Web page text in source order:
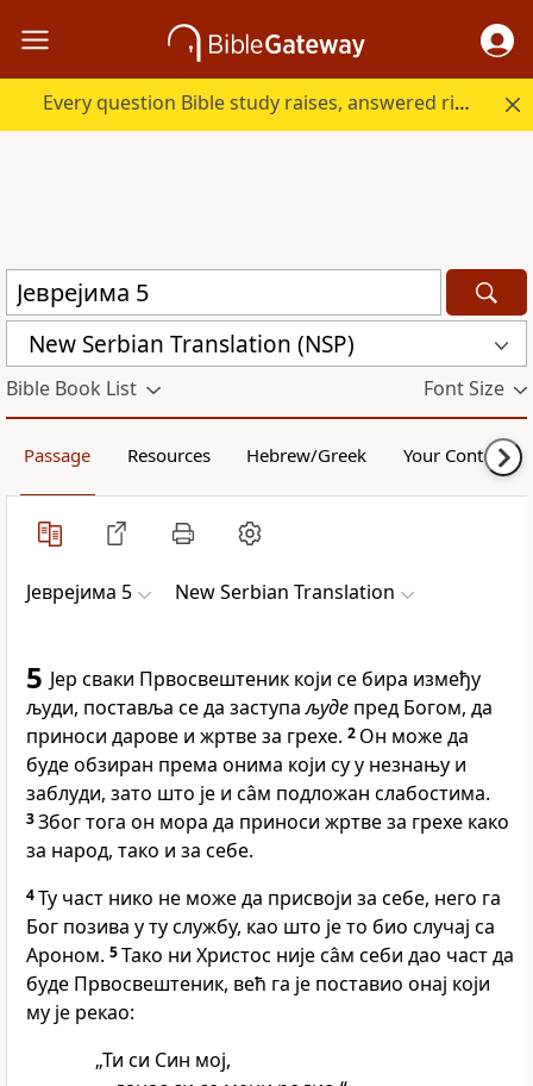
Every question Bible study raises, answered right here.
New Serbian Translation (NSP)
Bible Book List Font Size
Passage Resources Hebrew/Greek Your Content
Јеврејима 5 New Serbian Translation
5 Јер сваки Првосвештеник који се бира између
људи, поставља се да заступаљуде пред Богом, да
приноси дарове и жртве за грехе. 2 Он може да
буде обзиран према онима који су у незнању и
заблуди, зато што је и са̂м подложан слабостима.
3Због тога он мора да приноси жртве за грехе како
за народ, тако и за себе.
4Ту част нико не може да присвоји за себе, него га
Бог позива у ту службу, као што је то био случај са
Ароном. 5Тако ни Христос није са̂м себи дао част да
буде Првосвештеник, већ га је поставио онај који
му је рекао:
„Ти си Син мој,